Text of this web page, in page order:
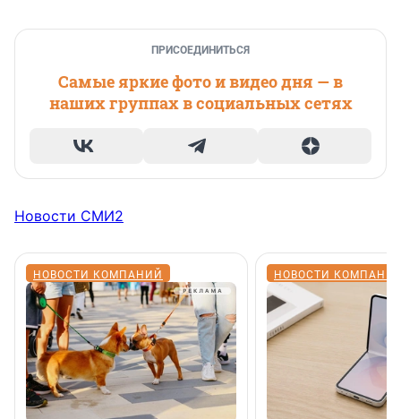
ПРИСОЕДИНИТЬСЯ
Самые яркие фото и видео дня — в
наших группах в социальных сетях
Новости СМИ2
НОВОСТИ КОМПАНИЙ НОВОСТИ